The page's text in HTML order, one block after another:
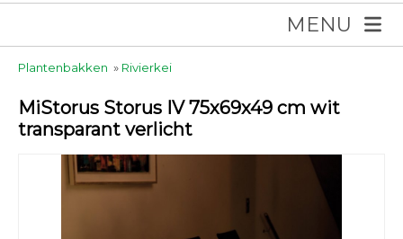
MENU
Plantenbakken » Rivierkei
MiStorus Storus IV 75x69x49 cm wit
transparant verlicht